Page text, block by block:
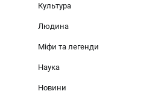
Культура
Людина
Міфи та легенди
Наука
Новини